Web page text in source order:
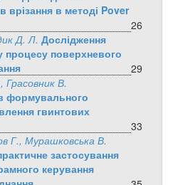
врізання в методі Pover
26
Д. Л. Дослідження
процесу поверхневого
29
В.
формувального
гвинтових
33
Г., Мурашковська В.
застосування
керування